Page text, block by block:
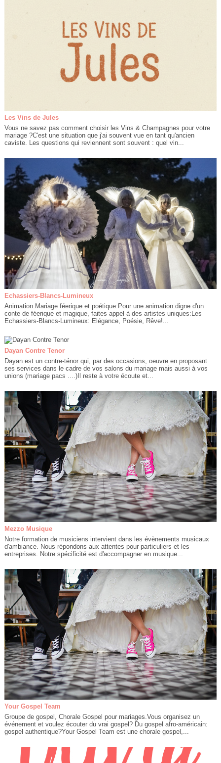
Les Vins de Jules
Vous ne savez pas comment choisir les Vins & Champagnes pour votre
mariage ?C'est une situation que j'ai souvent vue en tant qu'ancien
caviste. Les questions qui reviennent sont souvent : quel vin...
Echassiers-Blancs-Lumineux
Animation Mariage féerique et poétique:Pour une animation digne d'un
conte de féerique et magique, faites appel à des artistes uniques:Les
Echassiers-Blancs-Lumineux: Elégance, Poésie, Rêve!...
Dayan Contre Tenor
Dayan est un contre-ténor qui, par des occasions, oeuvre en proposant
ses services dans le cadre de vos salons du mariage mais aussi à vos
unions (mariage pacs ....)Il reste à votre écoute et...
Mezzo Musique
Notre formation de musiciens intervient dans les évènements musicaux
d'ambiance. Nous répondons aux attentes pour particuliers et les
entreprises. Notre spécificité est d'accompagner en musique...
Your Gospel Team
Groupe de gospel, Chorale Gospel pour mariages.Vous organisez un
événement et voulez écouter du vrai gospel? Du gospel afro-américain:
gospel authentique?Your Gospel Team est une chorale gospel,...